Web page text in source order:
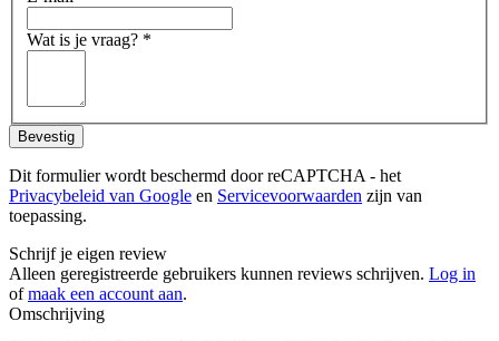
Wat is je vraag? *
Bevestig
Dit formulier wordt beschermd door reCAPTCHA - het
Privacybeleid van Google en Servicevoorwaarden zijn van
toepassing.
Schrijf je eigen review
Alleen geregistreerde gebruikers kunnen reviews schrijven. Log in
ofmaak een account aan.
Omschrijving